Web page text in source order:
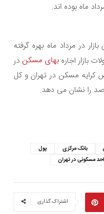
در مرداد ماه بهره گرفته
بازار اجارهبهای مسکن در
کرایه مسکن در تهران و کل
بانک مرکزی
پول
مسکونی در تهران
اشتراک گذاری